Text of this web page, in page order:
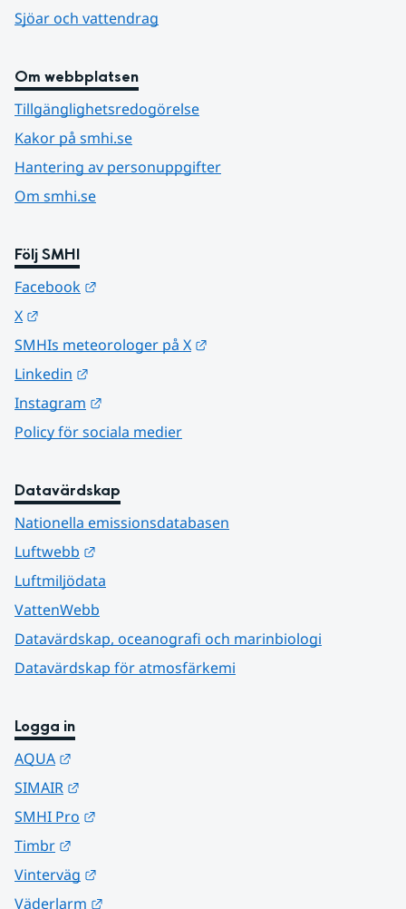
Sjöar och vattendrag
Om webbplatsen
Tillgänglighetsredogörelse
Kakor på smhi.se
Hantering av personuppgifter
Om smhi.se
Följ SMHI
Facebook
X
SMHIs meteorologer på X
Linkedin
Instagram
Policy för sociala medier
Datavärdskap
Nationella emissionsdatabasen
Luftwebb
Luftmiljödata
VattenWebb
Datavärdskap, oceanografi och marinbiologi
Datavärdskap för atmosfärkemi
Logga in
AQUA
SIMAIR
SMHI Pro
Timbr
Vinterväg
Väderlarm